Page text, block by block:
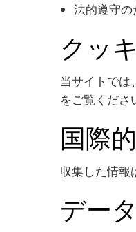
法的遵守の
クッ
当サイトでは
をご覧くだ
国際
収集した情報
デー